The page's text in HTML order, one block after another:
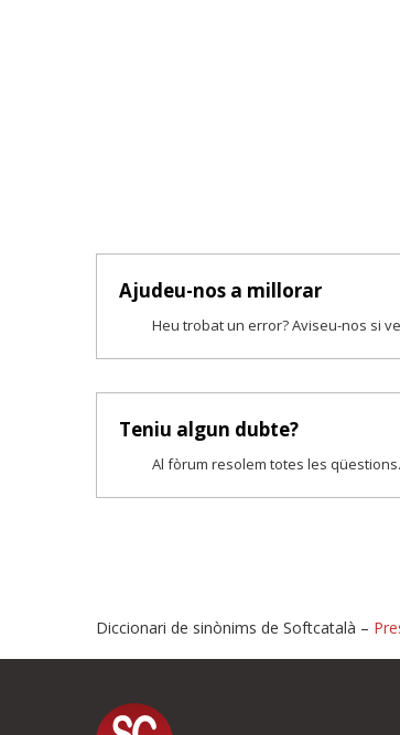
Ajudeu-nos a millorar
Heu trobat un error? Aviseu-nos si
Teniu algun dubte?
Al fòrum resolem totes les qüestions.
Proposeu-nos
Diccionari de sinònims de Softcatalà –